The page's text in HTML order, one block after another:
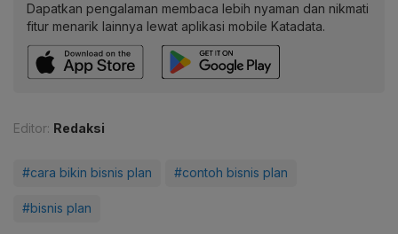
Dapatkan pengalaman membaca lebih nyaman dan nikmati
fitur menarik lainnya lewat aplikasi mobile Katadata.
Editor: Redaksi
#cara bikin bisnis plan #contoh bisnis plan
#bisnis plan